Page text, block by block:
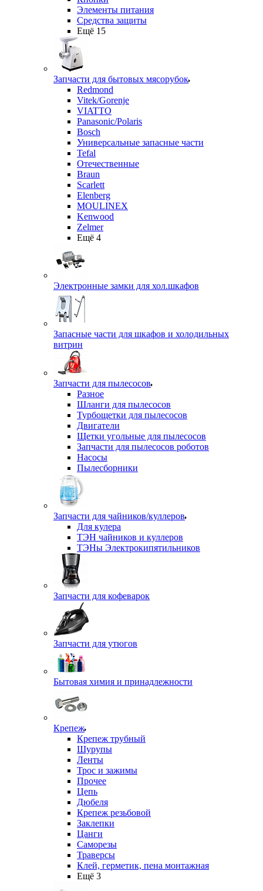
Элементы питания
Средства защиты
Ещё 15
Запчасти для бытовых мясорубок
Redmond
Vitek/Gorenje
VIATTO
Panasonic/Polaris
Bosch
Универсальные запасные части
Tefal
Отечественные
Braun
Scarlett
Elenberg
MOULINEX
Kenwood
Zelmer
Ещё 4
Электронные замки для хол.шкафов
Запасные части для шкафов и холодильных
витрин
Запчасти для пылесосов
Разное
Шланги для пылесосов
Турбощетки для пылесосов
Двигатели
Щетки угольные для пылесосов
Запчасти для пылесосов роботов
Насосы
Пылесборники
Запчасти для чайников/куллеров
Для кулера
ТЭН чайников и куллеров
ТЭНы Электрокипятильников
Запчасти для кофеварок
Запчасти для утюгов
Бытовая химия и принадлежности
Крепеж
Крепеж трубный
Шурупы
Ленты
Трос и зажимы
Прочее
Цепь
Дюбеля
Крепеж резьбовой
Заклепки
Цанги
Саморезы
Траверсы
Клей, герметик, пена монтажная
Ещё 3